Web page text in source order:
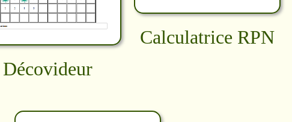
Décovideur
Calculatrice RPN